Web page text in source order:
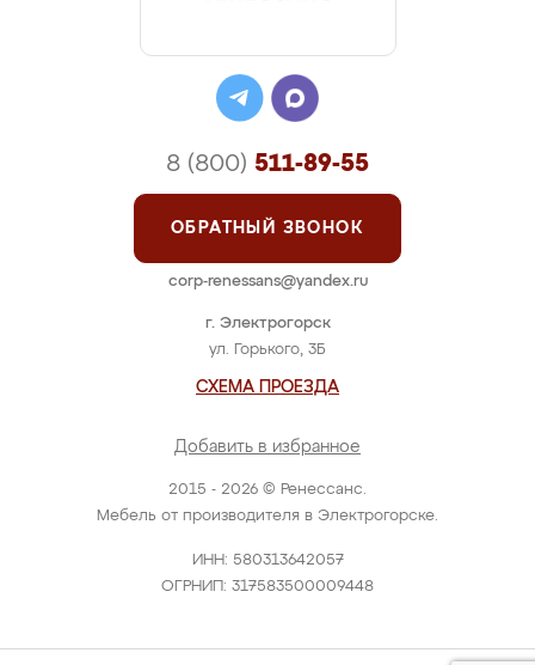
2015 - 2026 © Ренессанс.
Мебель от производителя в Электрогорске.
ИНН: 580313642057
ОГРНИП: 317583500009448
г. Электрогорск
ул. Горького, 3Б
СХЕМА ПРОЕЗДА
Добавить в избранное
8 (800) 511-89-55
ОБРАТНЫЙ ЗВОНОК
corp-renessans@yandex.ru